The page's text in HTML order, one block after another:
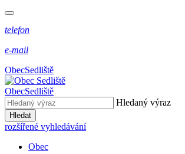
telefon
e-mail
ObecSedliště
ObecSedliště
Hledaný výraz
Hledat
rozšířené vyhledávání
Obec